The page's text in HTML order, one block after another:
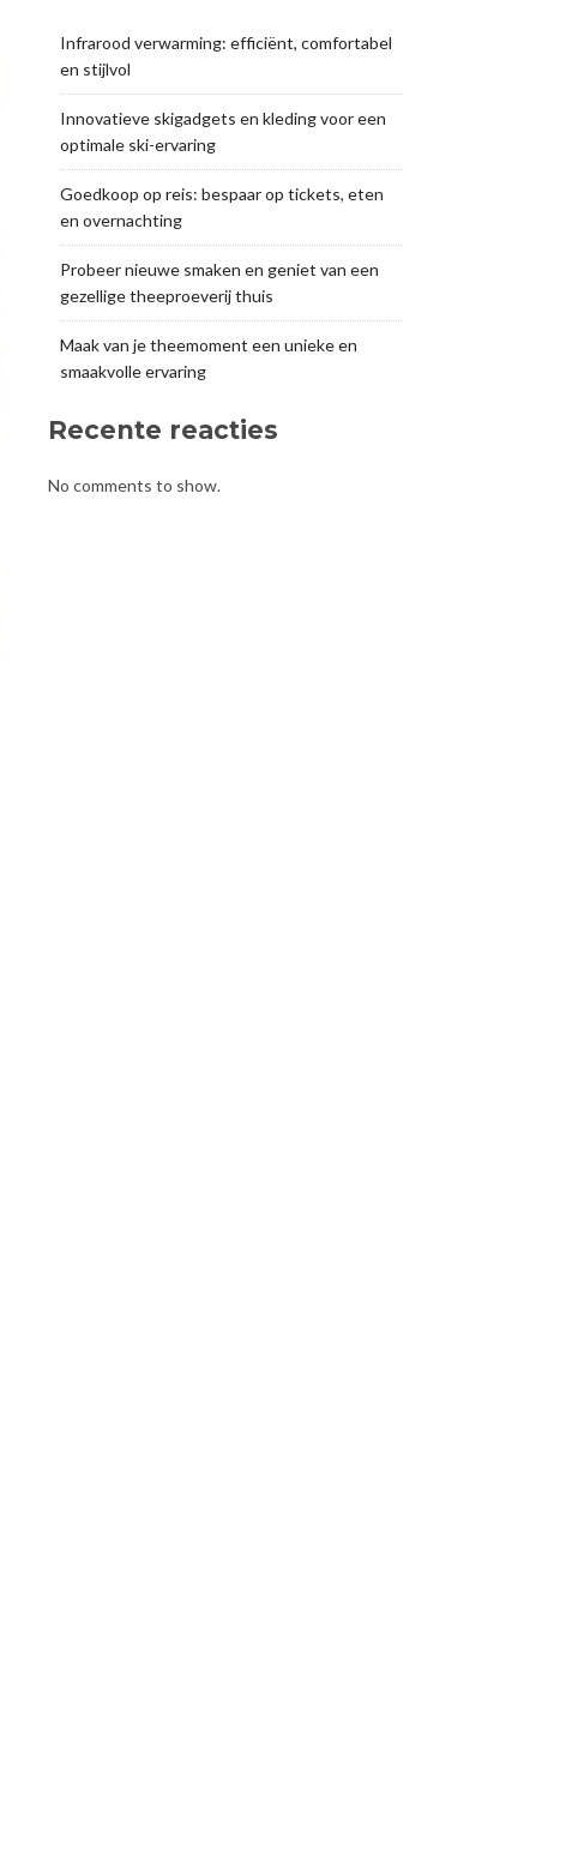
Infrarood verwarming: efficiënt, comfortabel
en stijlvol
Innovatieve skigadgets en kleding voor een
optimale ski-ervaring
Goedkoop op reis: bespaar op tickets, eten
en overnachting
Probeer nieuwe smaken en geniet van een
gezellige theeproeverij thuis
Maak van je theemoment een unieke en
smaakvolle ervaring
Recente reacties
No comments to show.